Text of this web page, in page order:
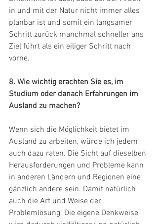
in und mit der Natur nicht immer alles
planbar ist und somit ein langsamer
Schritt zurück manchmal schneller ans
Ziel führt als ein eiliger Schritt nach
vorne.
8. Wie wichtig erachten Sie es, im
Studium oder danach Erfahrungen im
Ausland zu machen?
Wenn sich die Möglichkeit bietet im
Ausland zu arbeiten, würde ich jedem
auch dazu raten. Die Sicht auf dieselben
Herausforderungen und Probleme kann
in anderen Ländern und Regionen eine
gänzlich andere sein. Damit natürlich
auch die Art und Weise der
Problemlösung. Die eigene Denkweise